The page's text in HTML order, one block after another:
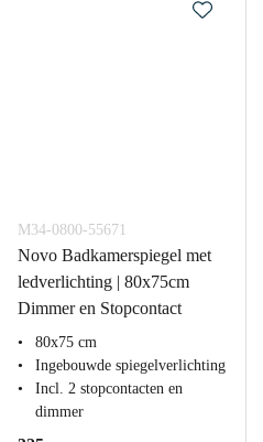
M34-0800-55671
Novo Badkamerspiegel met
ledverlichting | 80x75cm
Dimmer en Stopcontact
80x75 cm
Ingebouwde spiegelverlichting
Incl. 2 stopcontacten en
dimmer